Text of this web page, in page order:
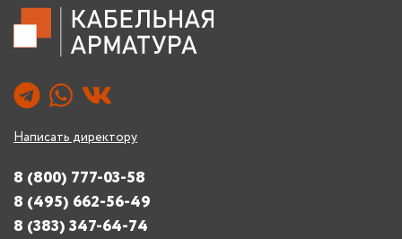
Написать директору
8 (800) 777-03-58
8 (495) 662-56-49
8 (383) 347-64-74